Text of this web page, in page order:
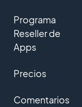
Programa
Reseller de
Apps
Precios
Comentarios